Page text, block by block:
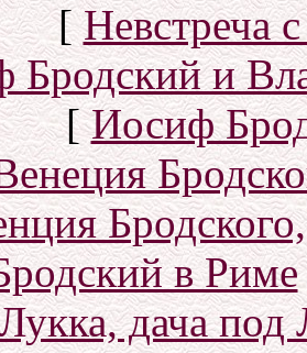
[Невстреча
Бродский и
[Иосиф
в Риме
дача под